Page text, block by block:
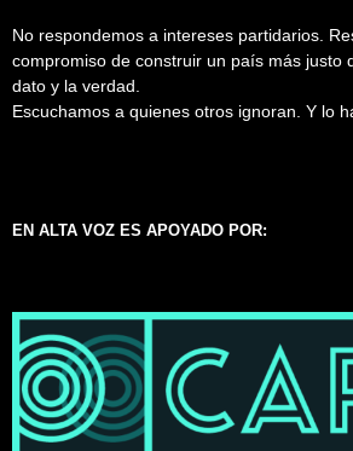
No respondemos a intereses partidarios.
compromiso de construir un país más justo
dato y la verdad.
Escuchamos a quienes otros ignoran. Y lo
EN ALTA VOZ ES APOYADO POR: